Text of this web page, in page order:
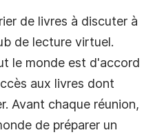
de livres à discuter à
de lecture virtuel.
le monde est d'accord
aux livres dont
Avant chaque réunion,
de préparer un